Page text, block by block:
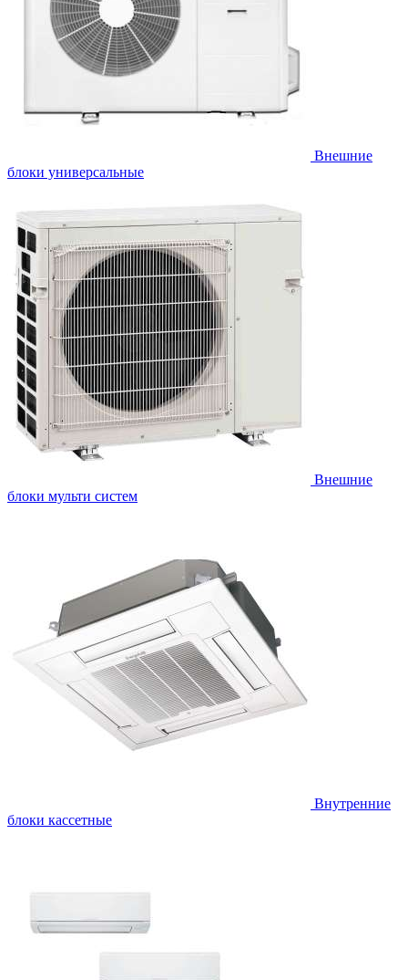
Внешние
блоки универсальные
Внешние
блоки мульти систем
Внутренние
блоки кассетные